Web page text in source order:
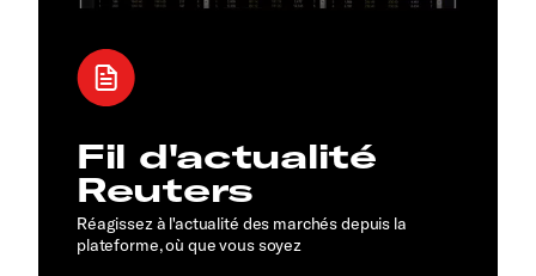
Fil d'actualité
Reuters
Réagissez à l'actualité des marchés depuis la
plateforme, où que vous soyez